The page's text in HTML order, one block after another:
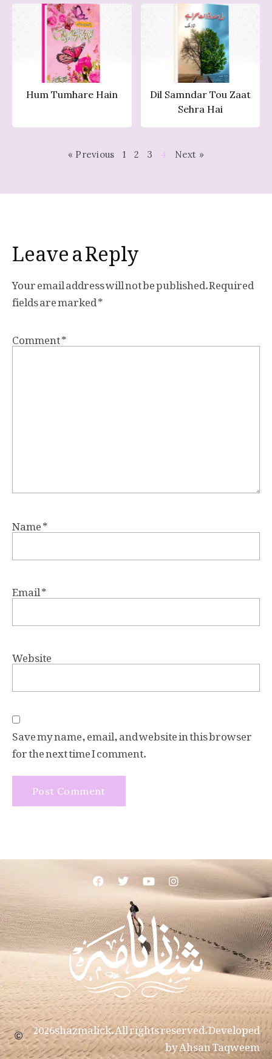
Hum Tumhare Hain
Dil Samndar Tou Zaat
Sehra Hai
« Previous 1 2 3 4 Next »
Leave a Reply
Your email address will not be published.Required
fields are marked*
Comment*
Name*
Email*
Website
Save my name, email, and website in this browser
for the next time I comment.
2026shazmalick. All rights reserved. Developed
by Ahsan Taqweem